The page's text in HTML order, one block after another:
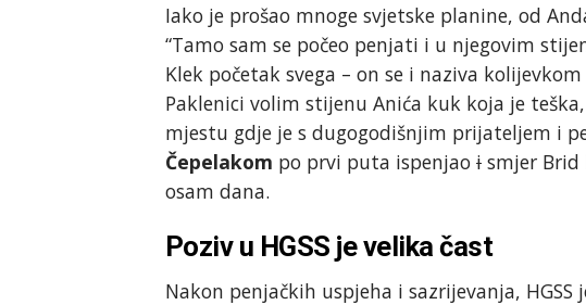
Iako je prošao mnoge svjetske planine, od
“Tamo sam se počeo penjati i u njegovim
Klek početak svega – on se i naziva
Paklenici volim stijenu Anića kuk koja je
mjestu gdje je s dugogodišnjim prijateljem i
Čepelakom po prvi puta ispenjao i smjer
osam dana.
Poziv u HGSS je velika čast
Nakon penjačkih uspjeha i sazrijevanja,